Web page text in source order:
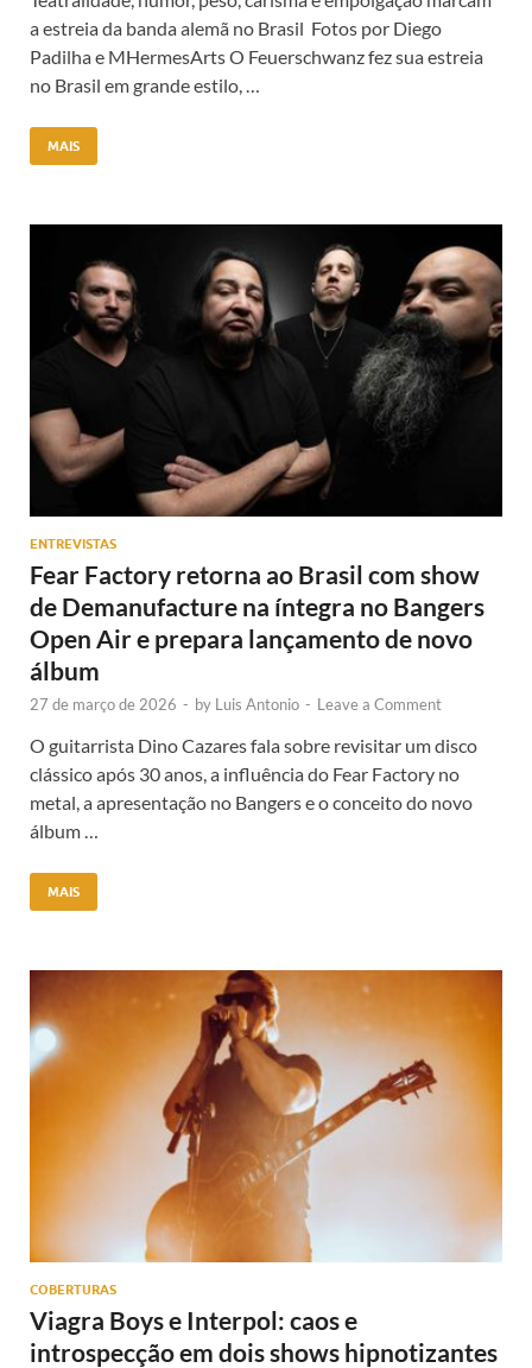
a estreia da banda alemã no Brasil Fotos por Diego
Padilha e MHermesArts O Feuerschwanz fez sua estreia
no Brasil em grande estilo, …
MAIS
ENTREVISTAS
Fear Factory retorna ao Brasil com show
de Demanufacture na íntegra no Bangers
Open Air e prepara lançamento de novo
álbum
27 de março de 2026 - by Luis Antonio - Leave a Comment
O guitarrista Dino Cazares fala sobre revisitar um disco
clássico após 30 anos, a influência do Fear Factory no
metal, a apresentação no Bangers e o conceito do novo
álbum …
MAIS
COBERTURAS
Viagra Boys e Interpol: caos e
introspecção em dois shows hipnotizantes